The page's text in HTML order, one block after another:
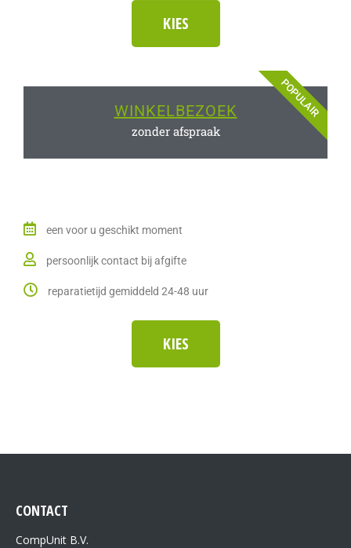
KIES
POPULAIR
WINKELBEZOEK
zonder afspraak
een voor u geschikt moment
persoonlijk contact bij afgifte
reparatietijd gemiddeld 24-48 uur
KIES
CONTACT
CompUnit B.V.